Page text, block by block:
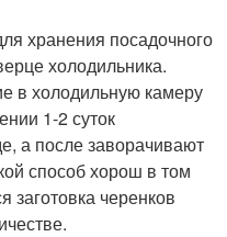
хранения посадочного
холодильника.
в холодильную камеру
1-2 суток
а после заворачивают
способ хорош в том
заготовка черенков